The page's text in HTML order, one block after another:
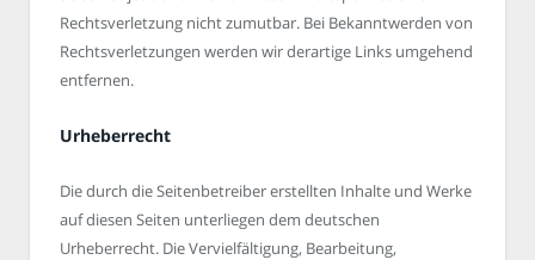
Rechtsverletzung nicht zumutbar. Bei Bekanntwerden von
Rechtsverletzungen werden wir derartige Links umgehend
entfernen.
Urheberrecht
Die durch die Seitenbetreiber erstellten Inhalte und Werke
auf diesen Seiten unterliegen dem deutschen
Urheberrecht. Die Vervielfältigung, Bearbeitung,